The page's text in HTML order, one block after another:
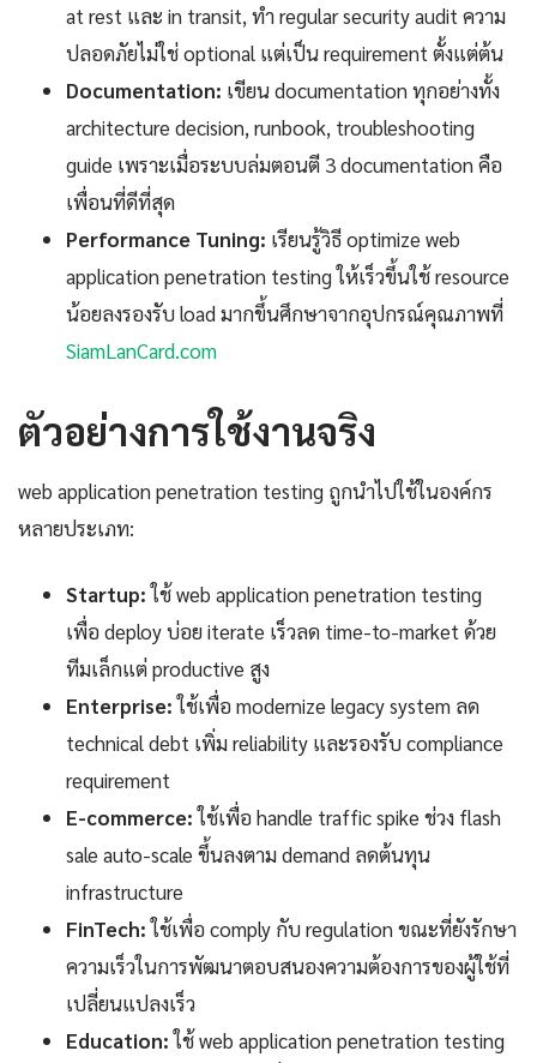
at rest และ in transit, ทำ regular security audit ความ
ปลอดภัยไม่ใช่ optional แต่เป็น requirement ตั้งแต่ต้น
Documentation: เขียน documentation ทุกอย่างทั้ง
architecture decision, runbook, troubleshooting
guide เพราะเมื่อระบบล่มตอนตี 3 documentation คือ
เพื่อนที่ดีที่สุด
Performance Tuning: เรียนรู้วิธี optimize web
application penetration testing ให้เร็วขึ้นใช้ resource
น้อยลงรองรับ load มากขึ้นศึกษาจากอุปกรณ์คุณภาพที่
SiamLanCard.com
ตัวอย่างการใช้งานจริง
web application penetration testing ถูกนำไปใช้ในองค์กร
หลายประเภท:
Startup:ใช้ web application penetration testing
เพื่อ deploy บ่อย iterate เร็วลด time-to-market ด้วย
ทีมเล็กแต่ productive สูง
Enterprise:ใช้เพื่อ modernize legacy system ลด
technical debt เพิ่ม reliability และรองรับ compliance
requirement
E-commerce:ใช้เพื่อ handle traffic spike ช่วง flash
sale auto-scale ขึ้นลงตาม demand ลดต้นทุน
infrastructure
FinTech:ใช้เพื่อ comply กับ regulation ขณะที่ยังรักษา
ความเร็วในการพัฒนาตอบสนองความต้องการของผู้ใช้ที่
เปลี่ยนแปลงเร็ว
Education:ใช้ web application penetration testing